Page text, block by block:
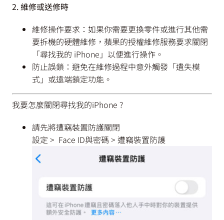
2. 維修或送修時
維修操作要求：如果你需要更換零件或進行其他需
要拆機的硬體維修，蘋果的授權維修服務要求關閉
「尋找我的 iPhone」以便進行操作。
防止誤鎖：避免在維修過程中意外觸發「遺失模
式」或遠端鎖定功能。
我要怎麼關閉尋找我的iPhone ?
請先將遭竊裝置防護關閉
設定 > Face ID與密碼 > 遭竊裝置防護